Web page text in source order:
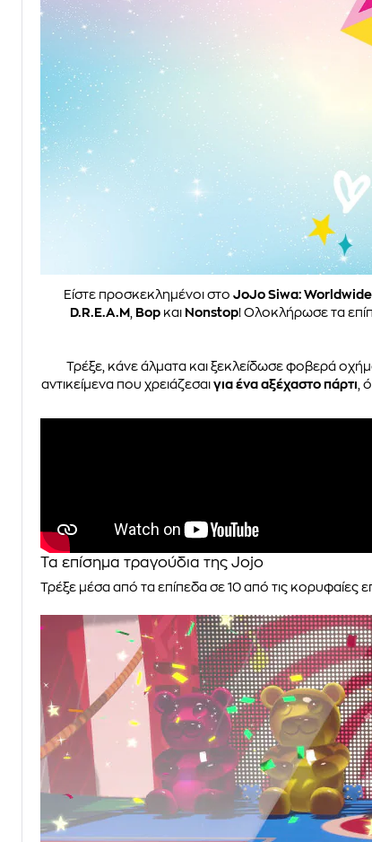
Είστε προσκεκλημένοι στο JoJo Siwa:
D.R.E.A.M
Bopκαι Nonstop! Ολοκλήρωσε τα
Τρέξε, κάνε άλματα και ξεκλείδωσε φοβερά
αντικείμενα που χρειάζεσαι για ένα αξέχαστο πάρτι ,
Τα επίσημα τραγούδια της Jojo
Τρέξε μέσα από τα επίπεδα σε 10 από τις κορυφαίες